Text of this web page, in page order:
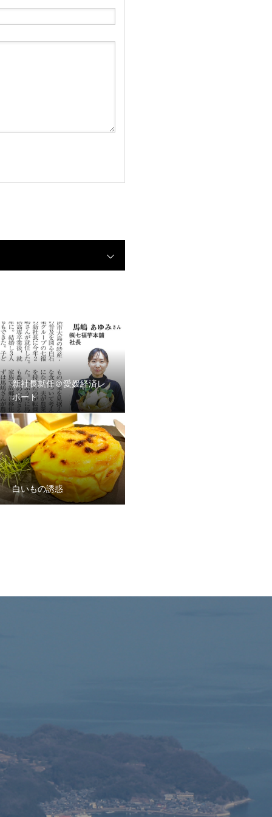
新社長就任＠愛媛経済レ
ポート
白いもの誘惑